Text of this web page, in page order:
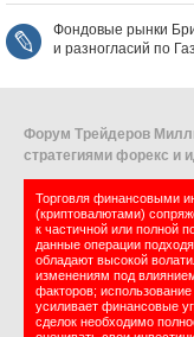
Фондовые рынки
и разногласий по
Форум Трейдеров
стратегиями форекс и
Торговля финансовыми
(криптовалютами)
к частичной или полной
данные операции
обладают высокой
изменениям под
факторов;
усиливает финансовые
сделок необходимо